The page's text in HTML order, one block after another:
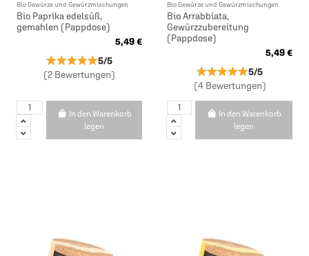
Bio Gewürze und Gewürzmischungen
Bio Paprika edelsüß,
gemahlen (Pappdose)
5,49 €
★★★★★
★★★★★5/5
(2 Bewertungen)
In den Warenkorb
legen
Bio Gewürze und Gewürzmischungen
Bio Arrabbiata,
Gewürzzubereitung
(Pappdose)
5,49 €
★★★★★
★★★★★5/5
(4 Bewertungen)
In den Warenkorb
legen